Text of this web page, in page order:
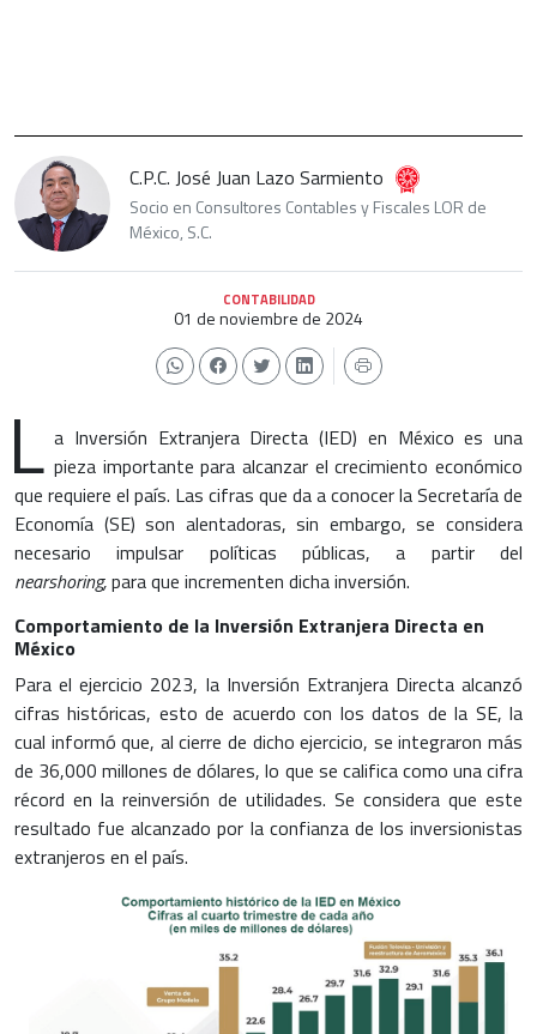
C.P.C. José Juan Lazo Sarmiento
Socio en Consultores Contables y Fiscales LOR de
México, S.C.
CONTABILIDAD
01 de noviembre de 2024
L a Inversión Extranjera Directa (IED) en México es una
pieza importante para alcanzar el crecimiento económico
que requiere el país. Las cifras que da a conocer la Secretaría de
Economía (SE) son alentadoras, sin embargo, se considera
necesario impulsar políticas públicas, a partir del
nearshoring,para que incrementen dicha inversión.
Comportamiento de la Inversión Extranjera Directa en
México
Para el ejercicio 2023, la Inversión Extranjera Directa alcanzó
cifras históricas, esto de acuerdo con los datos de la SE, la
cual informó que, al cierre de dicho ejercicio, se integraron más
de 36,000 millones de dólares, lo que se califica como una cifra
récord en la reinversión de utilidades. Se considera que este
resultado fue alcanzado por la confianza de los inversionistas
extranjeros en el país.